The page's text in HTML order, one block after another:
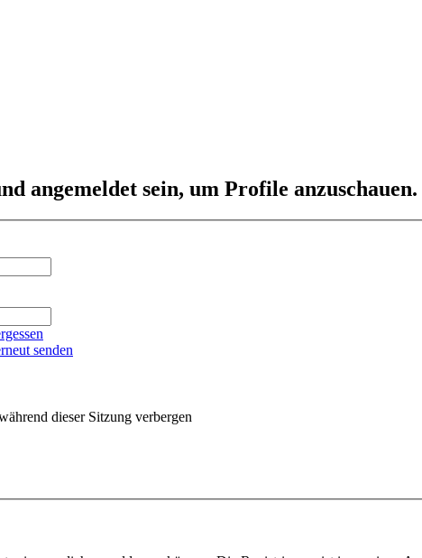
angemeldet sein, um Profile anzuschauen.
senden
dieser Sitzung verbergen